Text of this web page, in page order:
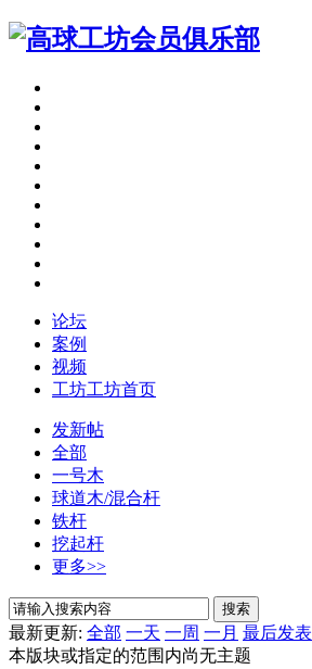
论坛
案例
视频
工坊工坊首页
发新帖
全部
一号木
球道木/混合杆
铁杆
挖起杆
更多>>
搜索
最新更新: 全部 一天 一周 一月 最后发表
本版块或指定的范围内尚无主题